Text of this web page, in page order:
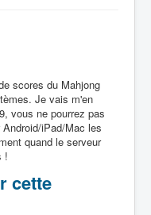
scores du Mahjong
Je vais m'en
vous ne pourrez pas
iPad/Mac les
quand le serveur
!
cette